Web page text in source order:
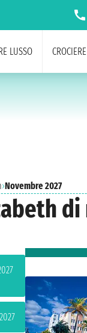
LUSSO CROCIERE
›Novembre 2027